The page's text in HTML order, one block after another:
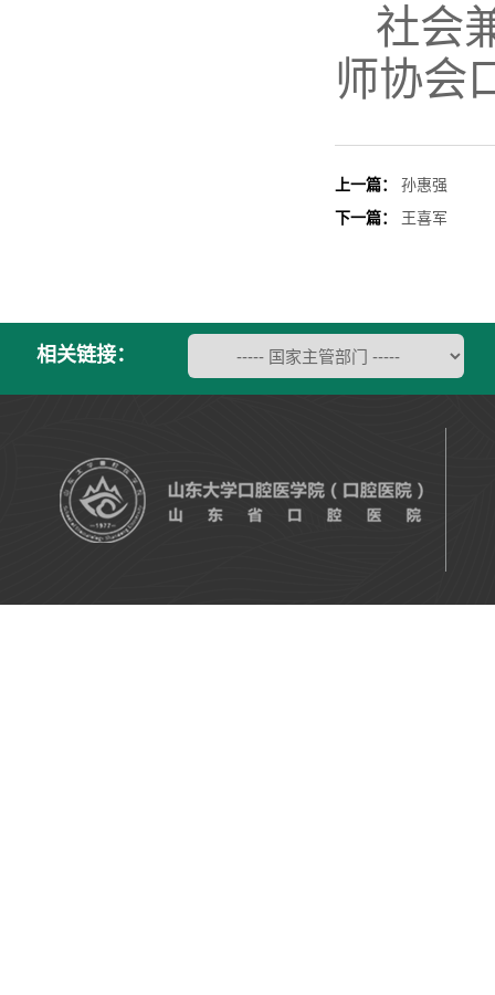
社会
师协会
上一篇：
孙惠强
下一篇：
王喜军
相关链接：